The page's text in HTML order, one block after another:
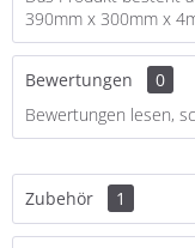
390mm x 300mm x
Bewertungen
0
Bewertungen lesen,
Zubehör 1